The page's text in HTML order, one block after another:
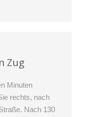
Zug
Minuten
rechts, nach
Nach 130